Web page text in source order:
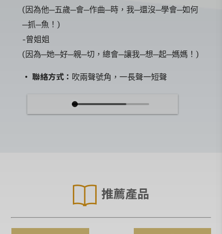
(因為他─五歲─會─作曲─時，我─還沒─學會─如何
─抓─魚！)
-曾姐姐
(因為─她─好─親─切，總會─讓我─想─起─媽媽！)
‧ 聯絡方式： 吹兩聲號角，一長聲一短聲
推薦產品